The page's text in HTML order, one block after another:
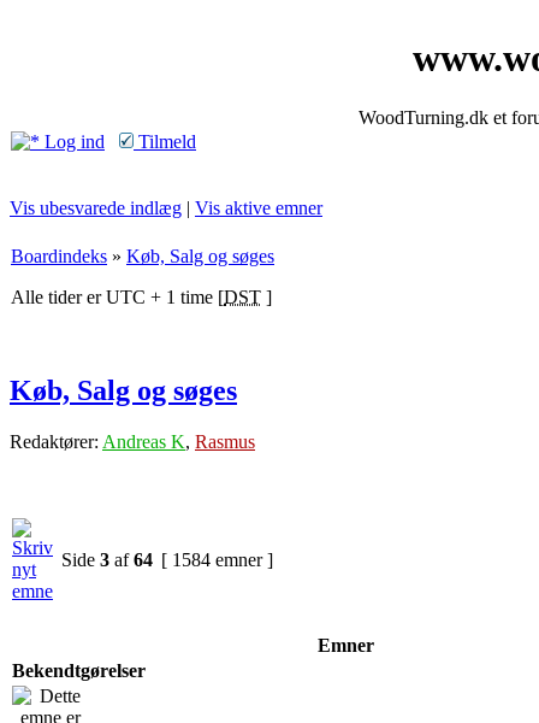
WoodTurning.dk et
Log ind
Tilmeld
Vis ubesvarede indlæg | Vis aktive emner
Boardindeks » Køb, Salg og søges
Alle tider er UTC + 1 time [DST ]
Køb, Salg og søges
Redaktører: Andreas K, Rasmus
Side 3 af64 [ 1584 emner ]
Emner
Bekendtgørelser